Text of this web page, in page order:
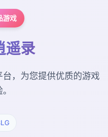
游戏
遥录
，为您提供优质的游戏